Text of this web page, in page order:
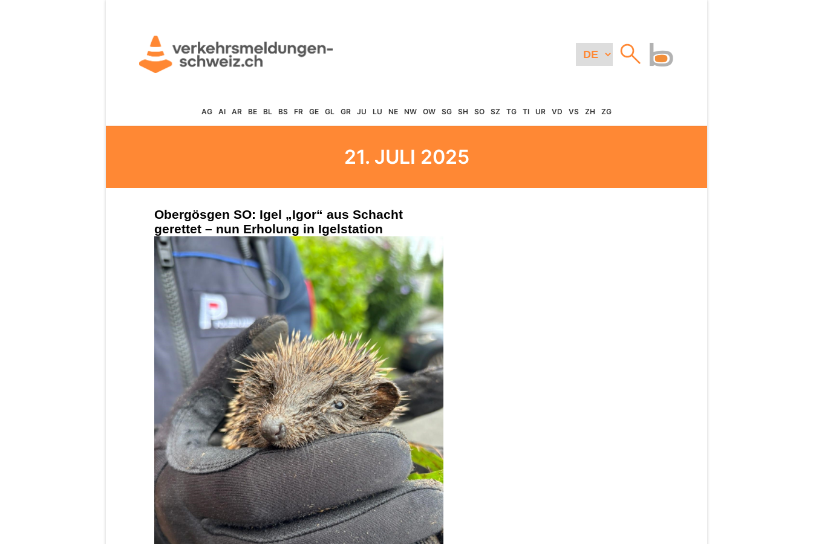
AG AI AR BE BL BS FR GE GL GR JU LU NE NW OW SG SH SO SZ TG TI UR VD VS ZH ZG
21. JULI 2025
Obergösgen SO: Igel „Igor“ aus Schacht
gerettet – nun Erholung in Igelstation